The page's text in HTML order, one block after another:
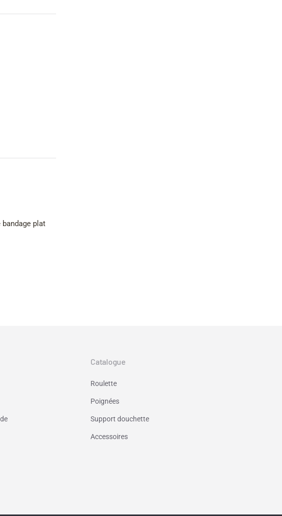
plat
Catalogue
Roulette
Poignées
Support douchette
Accessoires